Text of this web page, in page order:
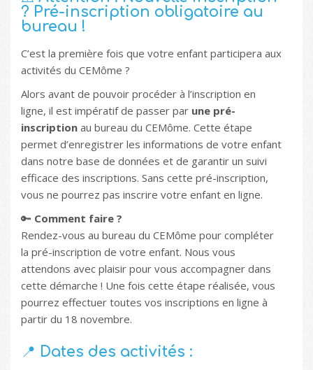
? Pré-inscription obligatoire au
bureau !
C’est la première fois que votre enfant participera aux
activités du CEMôme ?
Alors avant de pouvoir procéder à l’inscription en
ligne, il est impératif de passer par une pré-
inscription au bureau du CEMôme. Cette étape
permet d’enregistrer les informations de votre enfant
dans notre base de données et de garantir un suivi
efficace des inscriptions. Sans cette pré-inscription,
vous ne pourrez pas inscrire votre enfant en ligne.
🔑 Comment faire ?
Rendez-vous au bureau du CEMôme pour compléter
la pré-inscription de votre enfant. Nous vous
attendons avec plaisir pour vous accompagner dans
cette démarche ! Une fois cette étape réalisée, vous
pourrez effectuer toutes vos inscriptions en ligne à
partir du 18 novembre.
📍 Dates des activités :